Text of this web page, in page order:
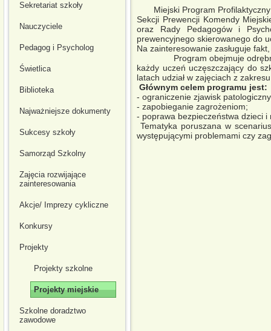
Sekretariat szkoły
Nauczyciele
Pedagog i Psycholog
Świetlica
Biblioteka
Najważniejsze dokumenty
Sukcesy szkoły
Samorząd Szkolny
Zajęcia rozwijające
zainteresowania
Akcje/ Imprezy cykliczne
Konkursy
Projekty
Projekty szkolne
Projekty miejskie
Szkolne doradztwo
zawodowe
Miejski Program
Sekcji Prewencji Komendy
oraz Rady Pedagogów i
prewencyjnego skierowanego do
Na zainteresowanie zasługuje
Program obejmuje odrębne
każdy uczeń uczęszczający do
latach udział w zajęciach z
Głównym celem programu jest:
- ograniczenie zjawisk
- zapobieganie zagrożeniom;
- poprawa bezpieczeństwa dzieci i
Tematyka poruszana w
występującymi problemami czy